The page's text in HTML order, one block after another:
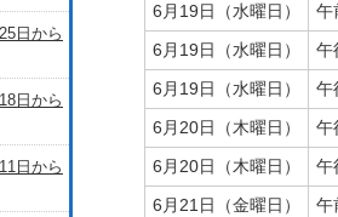
6月19日（水曜日）
午
6月19日（水曜日）
午
6月19日（水曜日）
午
6月20日（木曜日）
午
6月20日（木曜日）
午
6月21日（金曜日）
午
日から
日から
日から